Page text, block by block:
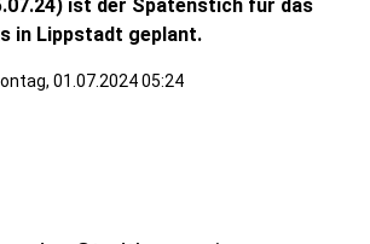
ist der Spatenstich für das
in Lippstadt geplant.
01.07.2024 05:24